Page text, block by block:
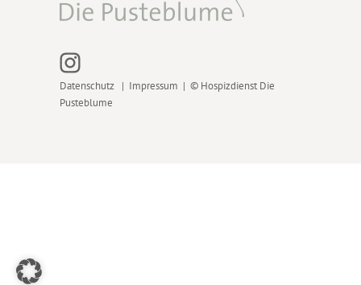
Datenschutz | Impressum | © Hospizdienst Die
Pusteblume